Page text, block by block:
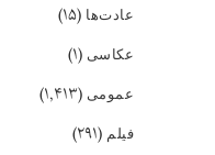
عادت‌ها (۱۵)
عکاسی (۱)
عمومی (۱,۴۱۳)
فیلم (۲۹۱)